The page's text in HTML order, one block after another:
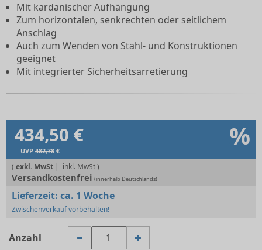
Mit kardanischer Aufhängung
Zum horizontalen, senkrechten oder seitlichem
Anschlag
Auch zum Wenden von Stahl- und Konstruktionen
geeignet
Mit integrierter Sicherheitsarretierung
434,50 € %
UVP 482,78 €
( exkl. MwSt |
Versandkostenfrei (innerhalb Deutschlands)
Lieferzeit: ca. 1 Woche
Zwischenverkauf vorbehalten!
Anzahl